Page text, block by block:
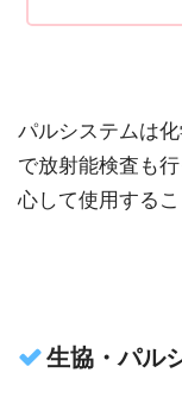
パルシステムは
で放射能検査も
心して使用するこ
生協・パル